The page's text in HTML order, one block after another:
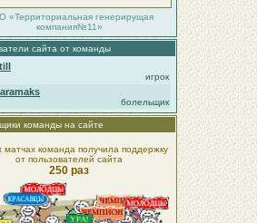
«Территориальная генерирущая
компания№11»
сайта от команды
игрок
болельщик
команды на сайте
матчах команда получила поддержку
от пользователей сайта
250 раз